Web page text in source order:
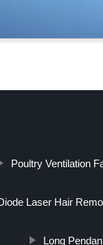
Poultry Ventilation
Laser Hair
Long